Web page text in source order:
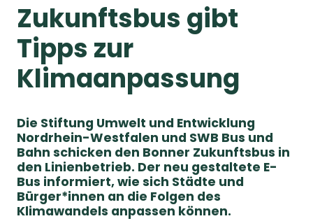
Zukunftsbus gibt
Tipps zur
Klimaanpassung
Die Stiftung Umwelt und Entwicklung
Nordrhein-Westfalen und SWB Bus und
Bahn schicken den Bonner Zukunftsbus in
den Linienbetrieb. Der neu gestaltete E-
Bus informiert, wie sich Städte und
Bürger*innen an die Folgen des
Klimawandels anpassen können.